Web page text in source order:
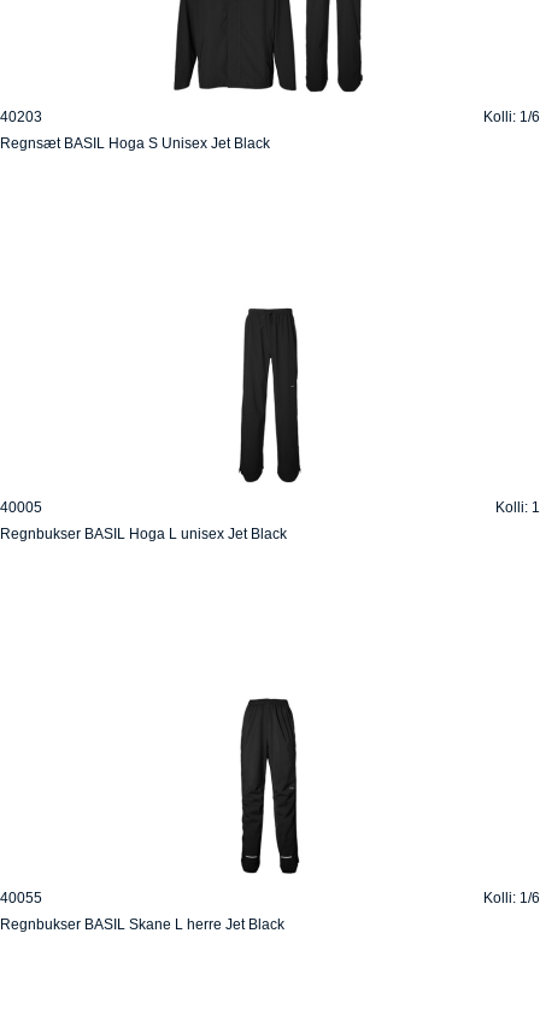
40203
Kolli: 1/6
Regnsæt BASIL Hoga S Unisex Jet Black
40005
Kolli: 1
Regnbukser BASIL Hoga L unisex Jet Black
40055
Kolli: 1/6
Regnbukser BASIL Skane L herre Jet Black